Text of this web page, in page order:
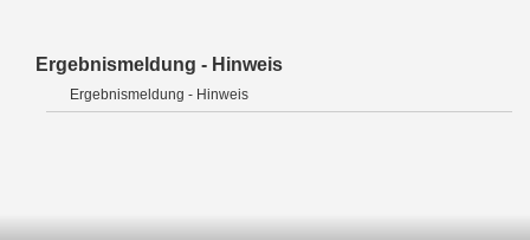
Ergebnismeldung - Hinweis
Ergebnismeldung - Hinweis